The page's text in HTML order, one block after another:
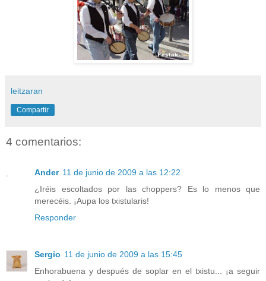
leitzaran
Compartir
4 comentarios:
Ander 11 de junio de 2009 a las 12:22
¿Iréis escoltados por las choppers? Es lo menos que
merecéis. ¡Aupa los txistularis!
Responder
Sergio 11 de junio de 2009 a las 15:45
Enhorabuena y después de soplar en el txistu... ¡a seguir